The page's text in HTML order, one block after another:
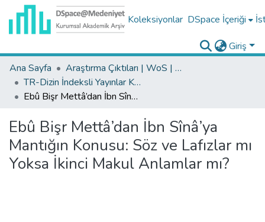
Koleksiyonlar DSpace İçeriği
Giriş
Ana Sayfa
Araştırma Çıktıları | WoS | Scopus | TR-Dizin | PubMed
TR-Dizin İndeksli Yayınlar Koleksiyonu
Ebû Bişr Mettâ’dan İbn Sînâ’ya Mantığın Konusu: Söz ve Lafızlar mı Yoksa İkinci Makul Anlamlar mı?
Ebû Bişr Mettâ’dan İbn Sînâ’ya
Mantığın Konusu: Söz ve Lafızlar mı
Yoksa İkinci Makul Anlamlar mı?